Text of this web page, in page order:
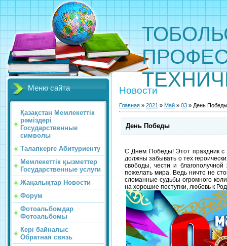
Меню сайта
Қазақстан Мемлекеттік
рәміздері
Государственные
символы
Талапкерге Абитуриенту
Мемлекеттік қызметтер
Государственные услуги
Жаңалықтар Новости
Форум
Фотоальбомдар
Фотоальбомы
Кері байналыс
Обратная связь
Новости
Главная » 2021 » Май » 03 » День Победы
День Победы
С Днем Победы! Этот праздник с
должны забывать о тех
свободы, чести и
пожелать мира. Ведь ничто не
сломанные судьбы огромного
на хорошие поступки, любовь к